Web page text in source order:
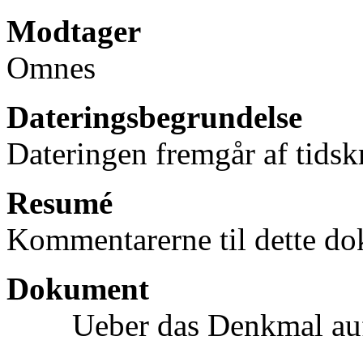
Modtager
Omnes
Dateringsbegrundelse
Dateringen fremgår af
Resumé
Kommentarerne til dette
Dokument
Ueber das Denkmal